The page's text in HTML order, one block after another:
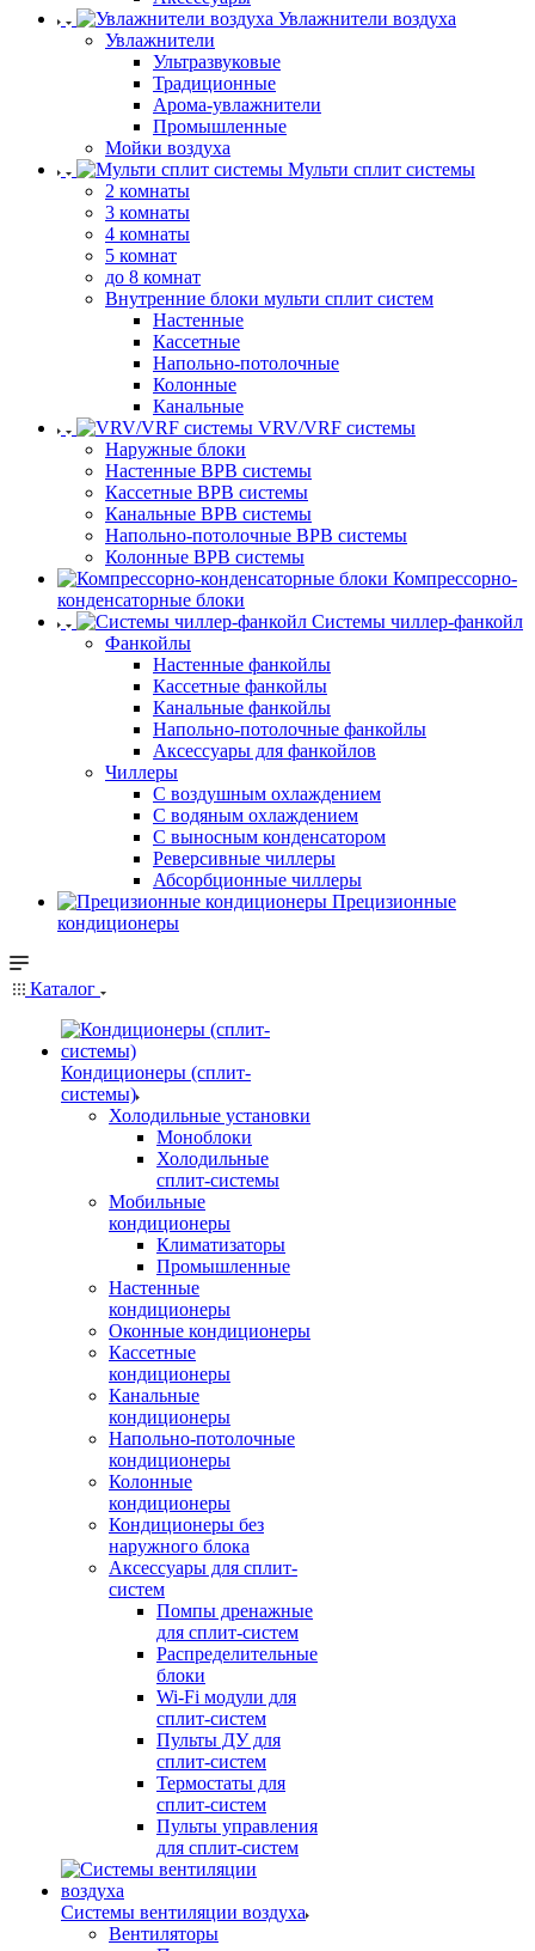
Увлажнители воздуха
Увлажнители
Ультразвуковые
Традиционные
Арома-увлажнители
Промышленные
Мойки воздуха
Мульти сплит системы
2 комнаты
3 комнаты
4 комнаты
5 комнат
до 8 комнат
Внутренние блоки мульти сплит систем
Настенные
Кассетные
Напольно-потолочные
Колонные
Канальные
VRV/VRF системы
Наружные блоки
Настенные ВРВ системы
Кассетные ВРВ системы
Канальные ВРВ системы
Напольно-потолочные ВРВ системы
Колонные ВРВ системы
Компрессорно-
конденсаторные блоки
Системы чиллер-фанкойл
Фанкойлы
Настенные фанкойлы
Кассетные фанкойлы
Канальные фанкойлы
Напольно-потолочные фанкойлы
Аксессуары для фанкойлов
Чиллеры
С воздушным охлаждением
С водяным охлаждением
С выносным конденсатором
Реверсивные чиллеры
Абсорбционные чиллеры
Прецизионные
кондиционеры
Каталог
Кондиционеры (сплит-
системы)
Холодильные установки
Моноблоки
Холодильные
сплит-системы
Мобильные
кондиционеры
Климатизаторы
Промышленные
Настенные
кондиционеры
Оконные кондиционеры
Кассетные
кондиционеры
Канальные
кондиционеры
Напольно-потолочные
кондиционеры
Колонные
кондиционеры
Кондиционеры без
наружного блока
Аксессуары для сплит-
систем
Помпы дренажные
для сплит-систем
Распределительные
блоки
Wi-Fi модули для
сплит-систем
Пульты ДУ для
сплит-систем
Термостаты для
сплит-систем
Пульты управления
для сплит-систем
Системы вентиляции воздуха
Вентиляторы